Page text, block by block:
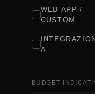
WEB APP /
CUSTOM
AI
BUDGET